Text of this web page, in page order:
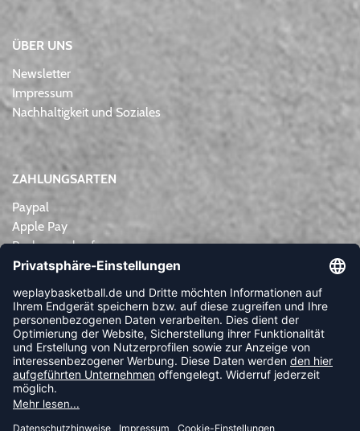
ÜBER UNS
Newsletter
Impressum
Nachhaltigkeit und Soziales
ZAHLUNGSARTEN
Paypal
Apple Pay
Rechnungskauf
Lastschrift
Kreditkarte
Vorkasse
NEWSLETTER